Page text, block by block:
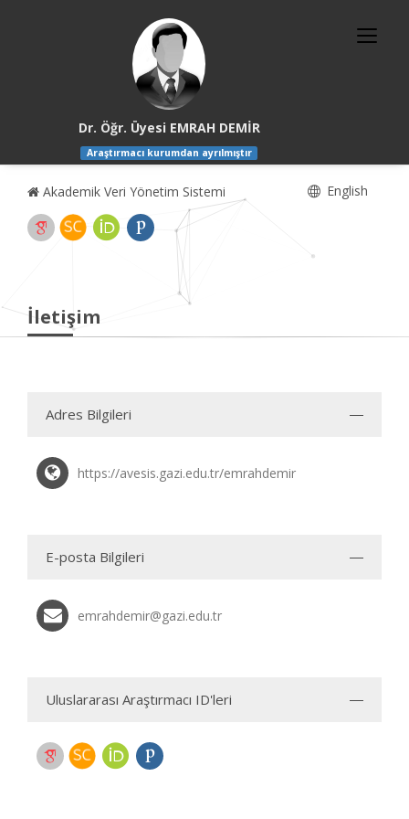
Dr. Öğr. Üyesi EMRAH DEMİR
Araştırmacı kurumdan ayrılmıştır
Akademik Veri Yönetim Sistemi English
İletişim
Adres Bilgileri
https://avesis.gazi.edu.tr/emrahdemir
E-posta Bilgileri
emrahdemir@gazi.edu.tr
Uluslararası Araştırmacı ID'leri